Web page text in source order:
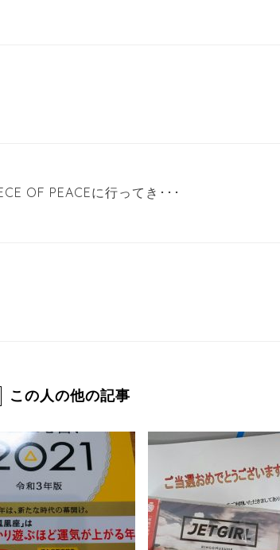
OF PEACEに行ってき･･･
この人の他の記事